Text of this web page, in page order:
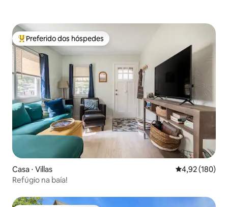
Entre os melhores preferidos dos hóspedes
Preferido dos hóspedes
Casa ⋅ Villas 4,92 de uma
4,92 (180)
Refúgio na baía!